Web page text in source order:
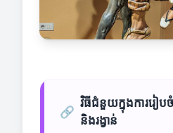
🔗
វិធីជំនួយក្នុងការរៀប
និងរង្វាន់